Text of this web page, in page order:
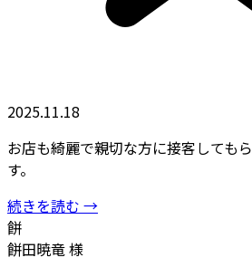
2025.11.18
お店も綺麗で親切な方に接客しても
す。
続きを読む →
餅
餅田暁竜 様